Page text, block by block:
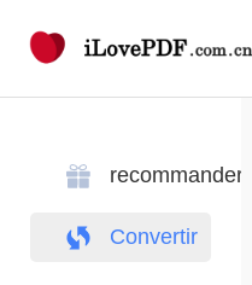
recommander
Convertir